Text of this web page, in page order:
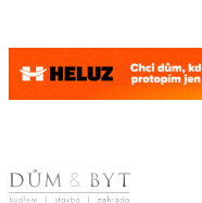
Skip to content